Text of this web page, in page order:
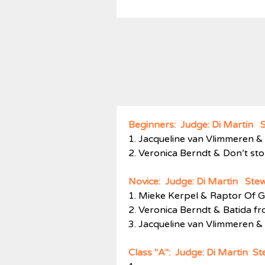
Beginners: Judge: Di Martin
1. Jacqueline van Vlimmeren
2. Veronica Berndt & Don’t
Novice: Judge: Di Martin
1. Mieke Kerpel & Raptor Of
2. Veronica Berndt & Batida
3. Jacqueline van Vlimmeren
Class "A": Judge: Di Martin